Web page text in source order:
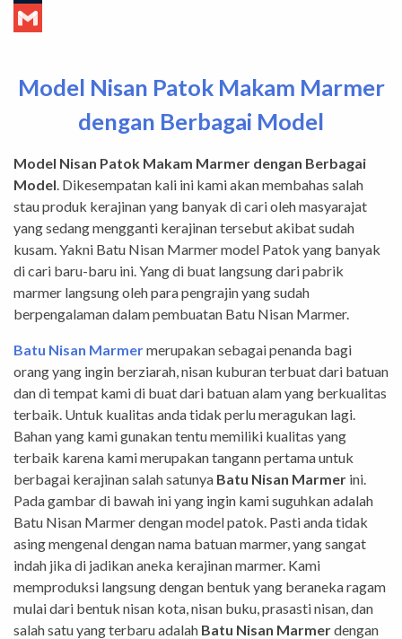
Tumblr
Model Nisan Patok Makam Marmer
dengan Berbagai Model
Model Nisan Patok Makam Marmer dengan Berbagai
Model. Dikesempatan kali ini kami akan membahas salah
stau produk kerajinan yang banyak di cari oleh masyarajat
yang sedang mengganti kerajinan tersebut akibat sudah
kusam. Yakni Batu Nisan Marmer model Patok yang banyak
di cari baru-baru ini. Yang di buat langsung dari pabrik
marmer langsung oleh para pengrajin yang sudah
berpengalaman dalam pembuatan Batu Nisan Marmer.
Batu Nisan Marmermerupakan sebagai penanda bagi
orang yang ingin berziarah, nisan kuburan terbuat dari batuan
dan di tempat kami di buat dari batuan alam yang berkualitas
terbaik. Untuk kualitas anda tidak perlu meragukan lagi.
Bahan yang kami gunakan tentu memiliki kualitas yang
terbaik karena kami merupakan tangann pertama untuk
berbagai kerajinan salah satunya Batu Nisan Marmer ini.
Pada gambar di bawah ini yang ingin kami suguhkan adalah
Batu Nisan Marmer dengan model patok. Pasti anda tidak
asing mengenal dengan nama batuan marmer, yang sangat
indah jika di jadikan aneka kerajinan marmer. Kami
memproduksi langsung dengan bentuk yang beraneka ragam
mulai dari bentuk nisan kota, nisan buku, prasasti nisan, dan
salah satu yang terbaru adalah Batu Nisan Marmerdengan